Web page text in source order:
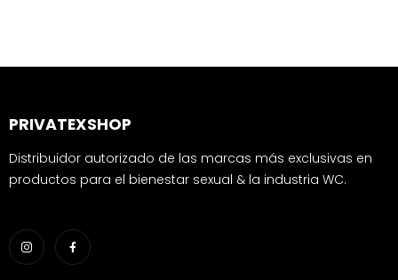
PRIVATEXSHOP
Distribuidor autorizado de las marcas más exclusivas en
productos para el bienestar sexual & la industria WC.